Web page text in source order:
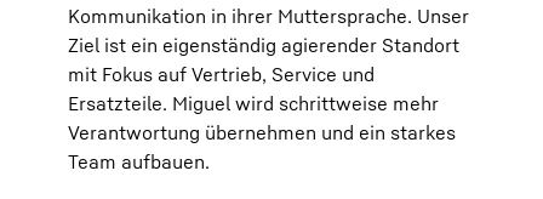
Kommunikation in ihrer Muttersprache. Unser
Ziel ist ein eigenständig agierender Standort
mit Fokus auf Vertrieb, Service und
Ersatzteile. Miguel wird schrittweise mehr
Verantwortung übernehmen und ein starkes
Team aufbauen.